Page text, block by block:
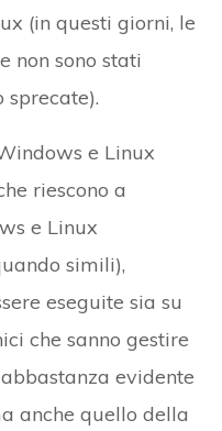
(in questi giorni, le
non sono stati
sprecate).
e Linux
riescono a
e Linux
simili),
eseguite sia su
che sanno gestire
evidente
anche quello della